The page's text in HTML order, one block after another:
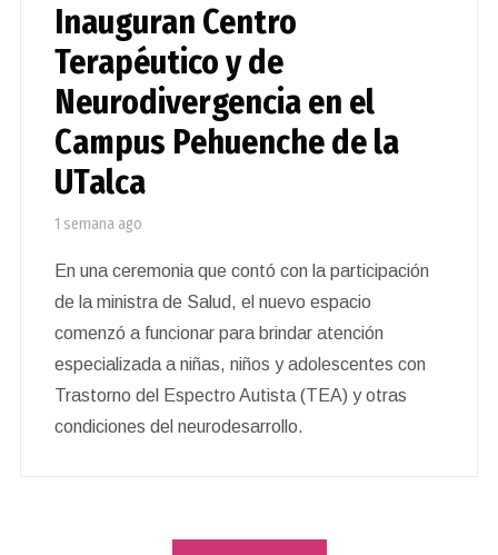
Inauguran Centro
Terapéutico y de
Neurodivergencia en el
Campus Pehuenche de la
UTalca
1 semana ago
En una ceremonia que contó con la participación
de la ministra de Salud, el nuevo espacio
comenzó a funcionar para brindar atención
especializada a niñas, niños y adolescentes con
Trastorno del Espectro Autista (TEA) y otras
condiciones del neurodesarrollo.